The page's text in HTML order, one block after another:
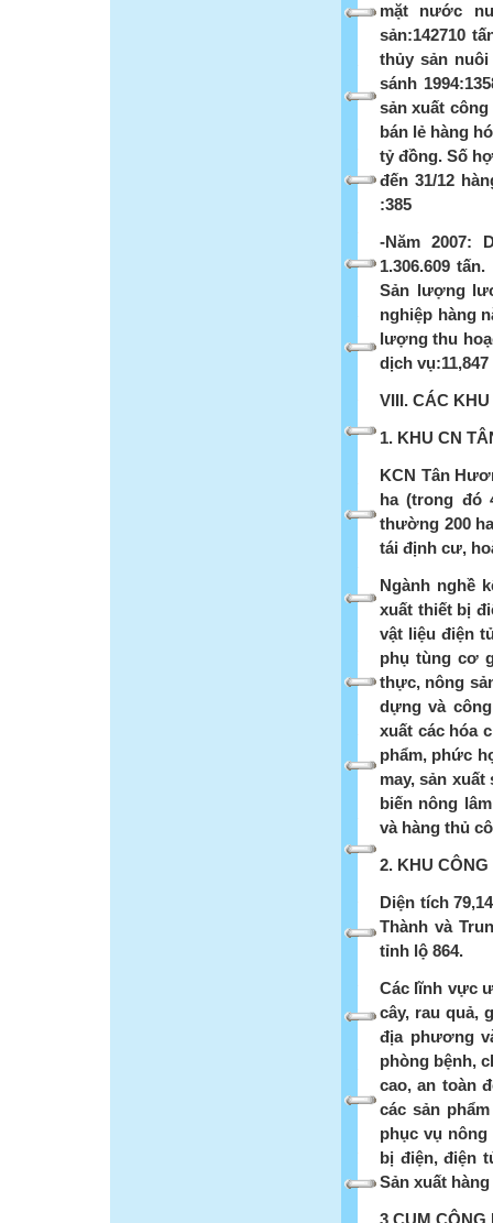
mặt nước
sản:142710
thủy sản
sánh
sản xuất công
bán lẻ hàng
tỷ đồng. Số
đến 31/12
:385
-Năm 2007:
1.306.609
Sản lượng
nghiệp hàng
lượng thu
dịch
VIII. CÁC
1. KHU CN
KCN Tân
ha (trong đó
thường 200
tái định cư,
Ngành nghề
xuất thiết bị
vật liệu điện
phụ tùng cơ
thực, nông
dựng và
xuất các hóa
phẩm, phức
may, sản
biến nông
và hàng thủ
2. KHU
Diện tích
Thành và
tỉnh lộ 864.
Các lĩnh vực
cây, rau quả,
địa phương
phòng bệnh,
cao, an toàn
các sản
phục vụ nông
bị điện, điện
Sản xuất
3.CỤM CÔNG